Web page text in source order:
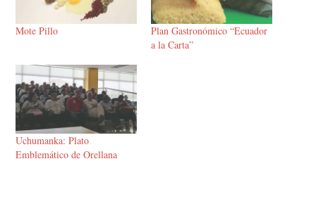
Mote Pillo
Plan Gastronómico “Ecuador
a la Carta”
Uchumanka: Plato
Emblemático de Orellana